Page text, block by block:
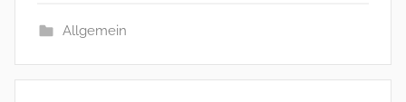
Allgemein